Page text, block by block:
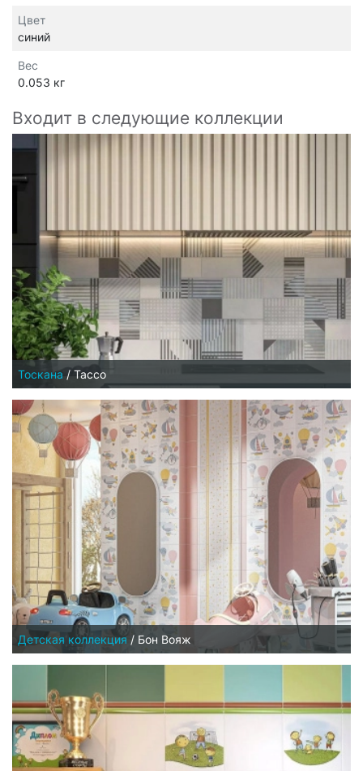
Цвет
синий
Вес
0.053 кг
Входит в следующие коллекции
Тоскана / Тассо
Детская коллекция / Бон Вояж